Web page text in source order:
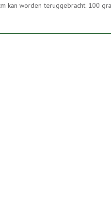
kan worden teruggebracht. 100